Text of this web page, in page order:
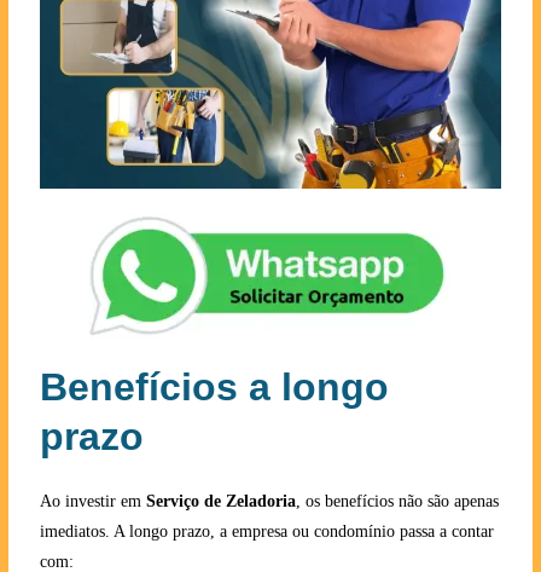
Benefícios a longo
prazo
Ao investir em Serviço de Zeladoria, os benefícios não são apenas
imediatos. A longo prazo, a empresa ou condomínio passa a contar
com: